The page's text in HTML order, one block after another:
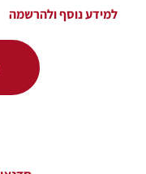
למידע נוסף ולהרשמה